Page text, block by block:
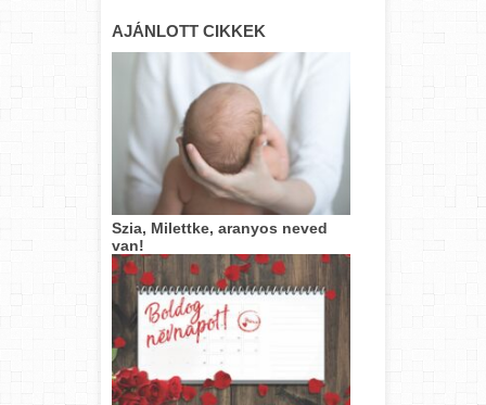
AJÁNLOTT CIKKEK
Szia, Milettke, aranyos neved
van!